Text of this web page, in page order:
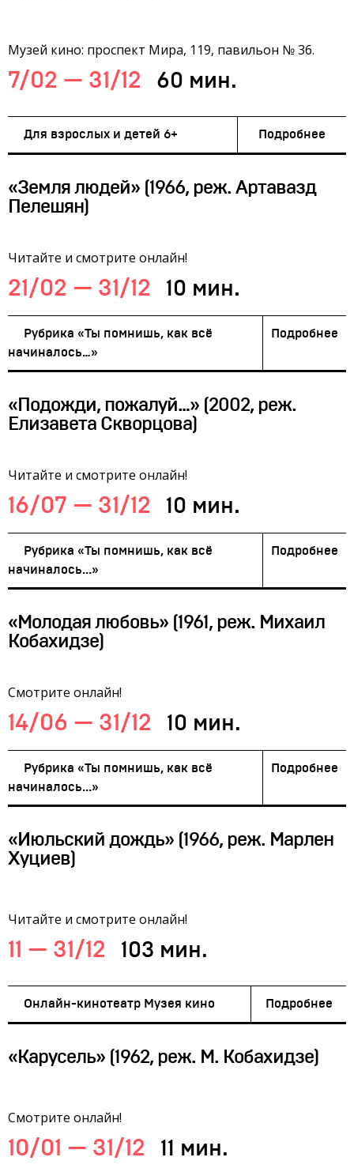
Музей кино: проспект Мира, 119, павильон № 36.
7/02 — 31/12 60 мин.
Для взрослых и детей 6+ Подробнее
«Земля людей» (1966, реж. Артавазд
Пелешян)
Читайте и смотрите онлайн!
21/02 — 31/12 10 мин.
Рубрика «Ты помнишь, как всё
начиналось…»
Подробнее
«Подожди, пожалуй…» (2002, реж.
Елизавета Скворцова)
Читайте и смотрите онлайн!
16/07 — 31/12 10 мин.
Рубрика «Ты помнишь, как всё
начиналось...»
Подробнее
«Молодая любовь» (1961, реж. Михаил
Кобахидзе)
Смотрите онлайн!
14/06 — 31/12 10 мин.
Рубрика «Ты помнишь, как всё
начиналось...»
Подробнее
«Июльский дождь» (1966, реж. Марлен
Хуциев)
Читайте и смотрите онлайн!
11 — 31/12 103 мин.
Онлайн-кинотеатр Музея кино Подробнее
«Карусель» (1962, реж. М. Кобахидзе)
Смотрите онлайн!
10/01 — 31/12 11 мин.